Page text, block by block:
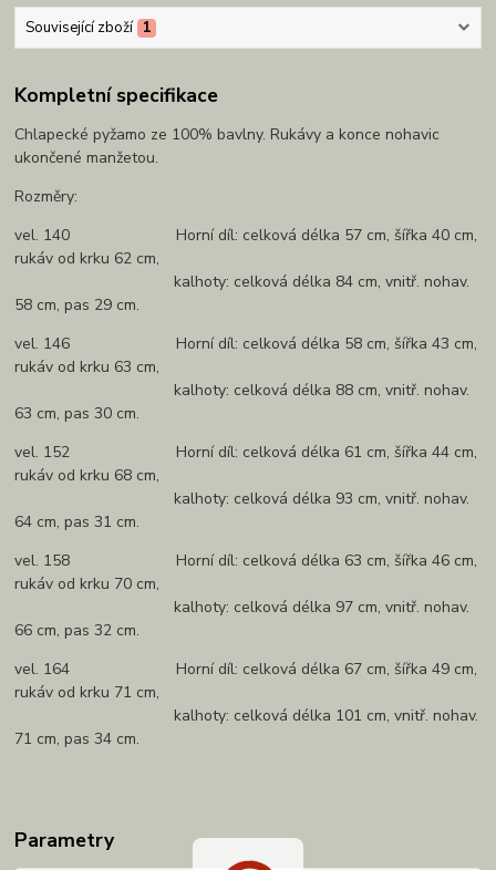
Související zboží 1
Kompletní specifikace
Chlapecké pyžamo ze 100% bavlny. Rukávy a konce nohavic
ukončené manžetou.
Rozměry:
vel. 140 Horní díl: celková délka 57 cm, šířka 40 cm,
rukáv od krku 62 cm,
kalhoty: celková délka 84 cm, vnitř. nohav.
58 cm, pas 29 cm.
vel. 146 Horní díl: celková délka 58 cm, šířka 43 cm,
rukáv od krku 63 cm,
kalhoty: celková délka 88 cm, vnitř. nohav.
63 cm, pas 30 cm.
vel. 152 Horní díl: celková délka 61 cm, šířka 44 cm,
rukáv od krku 68 cm,
kalhoty: celková délka 93 cm, vnitř. nohav.
64 cm, pas 31 cm.
vel. 158 Horní díl: celková délka 63 cm, šířka 46 cm,
rukáv od krku 70 cm,
kalhoty: celková délka 97 cm, vnitř. nohav.
66 cm, pas 32 cm.
vel. 164 Horní díl: celková délka 67 cm, šířka 49 cm,
rukáv od krku 71 cm,
kalhoty: celková délka 101 cm, vnitř. nohav.
71 cm, pas 34 cm.
Parametry